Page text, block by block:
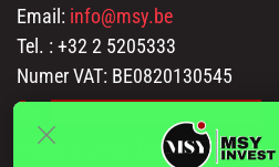
Email: info@msy.be
Tel. : +32 2 5205333
Numer VAT: BE0820130545
Polder 3, 2840 Terhagen(Rumst)